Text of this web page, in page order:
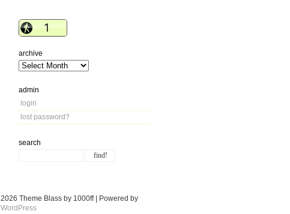
archive
admin
login
lost password?
search
2026 Theme Blass by 1000ff | Powered by
WordPress